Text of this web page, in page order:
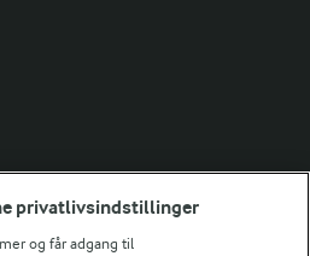
privatlivsindstillinger
og får adgang til